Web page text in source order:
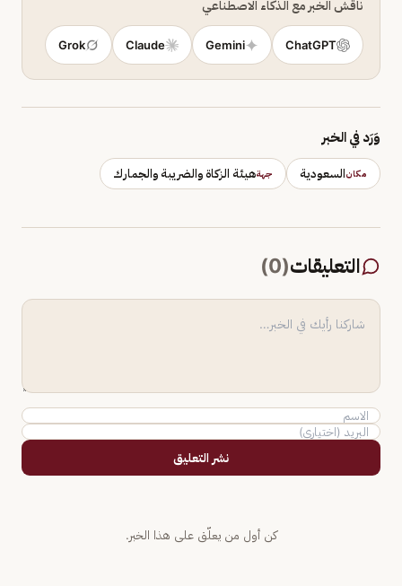
ناقش الخبر مع الذكاء الاصطناعي
ChatGPT
Gemini
Claude
Grok
وَرَد في الخبر
مكانالسعودية جهةهيئة الزكاة والضريبة والجمارك
التعليقات(
0
)
نشر التعليق
كن أول من يعلّق على هذا الخبر.